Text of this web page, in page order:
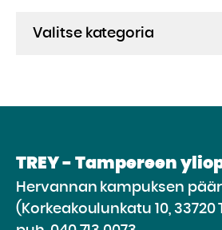
TREY - Tampereen
Hervannan kampuksen
(Korkeakoulunkatu 10, 33720